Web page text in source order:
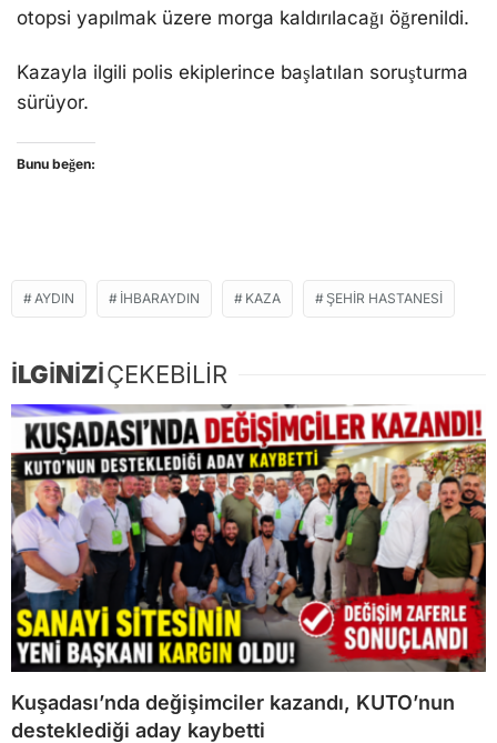
otopsi yapılmak üzere morga kaldırılacağı öğrenildi.
Kazayla ilgili polis ekiplerince başlatılan soruşturma
sürüyor.
Bunu beğen:
AYDIN IHBARAYDIN KAZA ŞEHIR HASTANESI
İLGİNİZİÇEKEBİLİR
Kuşadası’nda değişimciler kazandı, KUTO’nun
desteklediği aday kaybetti